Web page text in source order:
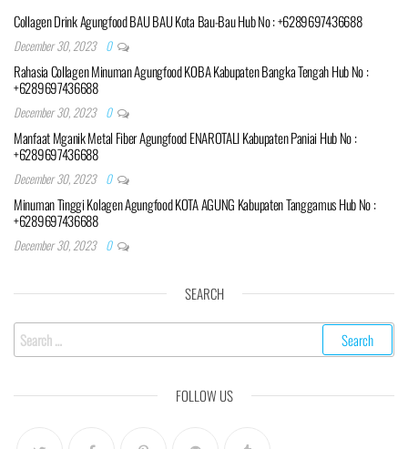
Collagen Drink Agungfood BAU BAU Kota Bau-Bau Hub No : +6289697436688
December 30, 2023 0
Rahasia Collagen Minuman Agungfood KOBA Kabupaten Bangka Tengah Hub No :
+6289697436688
December 30, 2023 0
Manfaat Mganik Metal Fiber Agungfood ENAROTALI Kabupaten Paniai Hub No :
+6289697436688
December 30, 2023 0
Minuman Tinggi Kolagen Agungfood KOTA AGUNG Kabupaten Tanggamus Hub No :
+6289697436688
December 30, 2023 0
SEARCH
Search
for:
FOLLOW US